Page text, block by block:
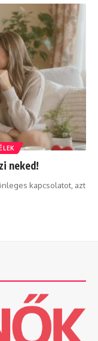
neked!
kapcsolatot, azt